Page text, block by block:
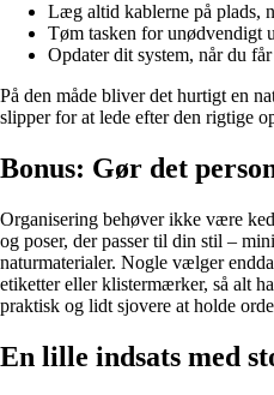
Læg altid kablerne på plads,
Tøm tasken for unødvendigt
Opdater dit system, når du
På den måde bliver det hurtigt en
slipper for at lede efter den rigtige
Bonus: Gør det
Organisering behøver ikke være
og poser, der passer til din stil –
naturmaterialer. Nogle vælger
etiketter eller klistermærker, så alt
praktisk og lidt sjovere at holde
En lille indsats med